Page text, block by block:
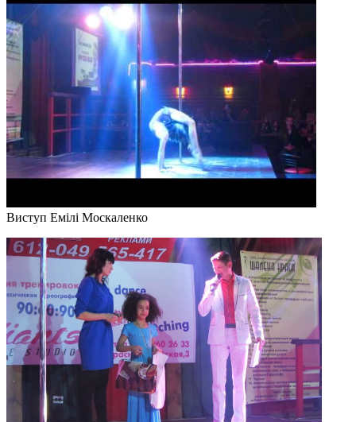
Виступ Емілі Москаленко